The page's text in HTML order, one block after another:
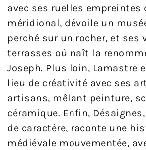
avec ses ruelles empreintes
méridional, dévoile un
perché sur un rocher, et ses
terrasses où naît la
Joseph. Plus loin, Lamastre
lieu de créativité avec ses
artisans, mêlant peinture,
céramique. Enfin,
de caractère, raconte une
médiévale mouvementée,